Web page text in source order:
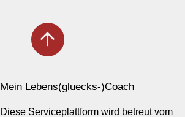
arrow_upward
Mein Lebens(gluecks-)Coach
Diese Serviceplattform wird betreut vom